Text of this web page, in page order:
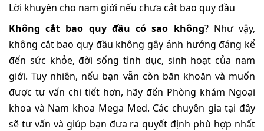
Lời khuyên cho nam giới nếu chưa cắt bao quy đầu
Không cắt bao quy đầu có sao không? Như vậy,
không cắt bao quy đầu không gây ảnh hưởng đáng kể
đến sức khỏe, đời sống tình dục, sinh hoạt của nam
giới. Tuy nhiên, nếu bạn vẫn còn băn khoăn và muốn
được tư vấn chi tiết hơn, hãy đến Phòng khám Ngoại
khoa và Nam khoa Mega Med. Các chuyên gia tại đây
sẽ tư vấn và giúp bạn đưa ra quyết định phù hợp nhất